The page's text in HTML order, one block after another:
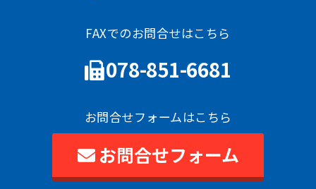
FAXでのお問合せはこちら
078-851-6681
お問合せフォームはこちら
お問合せフォーム